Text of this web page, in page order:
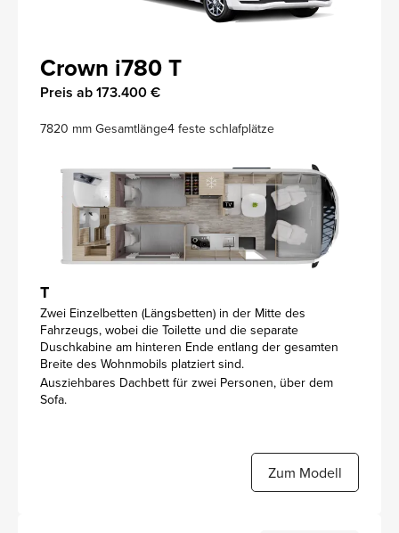
Crown i780 T
Preis ab 173.400 €
7820 mm Gesamtlänge4 feste schlafplätze
T
Zwei Einzelbetten (Längsbetten) in der Mitte des
Fahrzeugs, wobei die Toilette und die separate
Duschkabine am hinteren Ende entlang der gesamten
Breite des Wohnmobils platziert sind.
Ausziehbares Dachbett für zwei Personen, über dem
Sofa.
Zum Modell